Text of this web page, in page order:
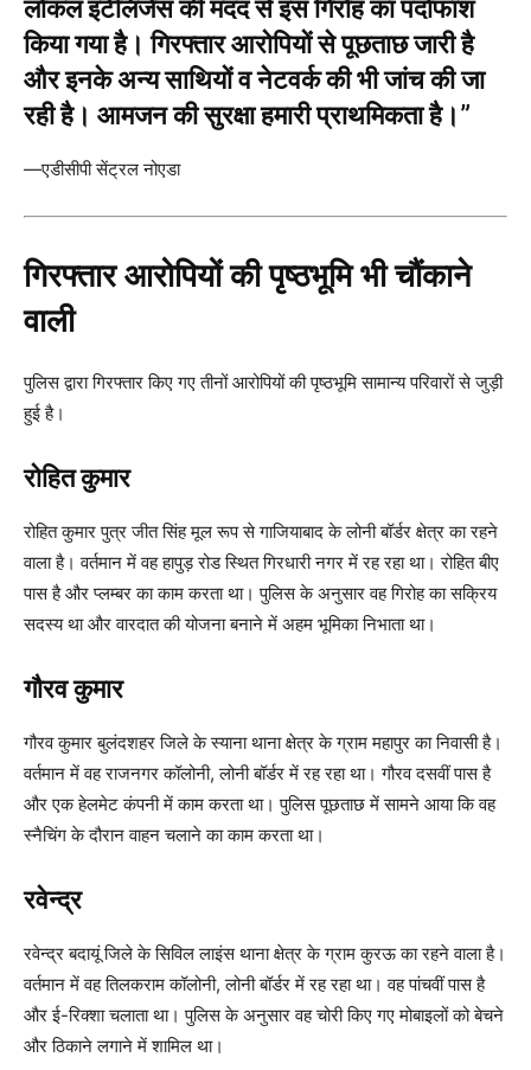
लोकल इंटेलिजेंस की मदद से इस गिरोह का पर्दाफाश
किया गया है। गिरफ्तार आरोपियों से पूछताछ जारी है
और इनके अन्य साथियों व नेटवर्क की भी जांच की जा
रही है। आमजन की सुरक्षा हमारी प्राथमिकता है।”
—एडीसीपी सेंट्रल नोएडा
गिरफ्तार आरोपियों की पृष्ठभूमि भी चौंकाने
वाली
पुलिस द्वारा गिरफ्तार किए गए तीनों आरोपियों की पृष्ठभूमि सामान्य परिवारों से जुड़ी
हुई है।
रोहित कुमार
रोहित कुमार पुत्र जीत सिंह मूल रूप से गाजियाबाद के लोनी बॉर्डर क्षेत्र का रहने
वाला है। वर्तमान में वह हापुड़ रोड स्थित गिरधारी नगर में रह रहा था। रोहित बीए
पास है और प्लम्बर का काम करता था। पुलिस के अनुसार वह गिरोह का सक्रिय
सदस्य था और वारदात की योजना बनाने में अहम भूमिका निभाता था।
गौरव कुमार
गौरव कुमार बुलंदशहर जिले के स्याना थाना क्षेत्र के ग्राम महापुर का निवासी है।
वर्तमान में वह राजनगर कॉलोनी, लोनी बॉर्डर में रह रहा था। गौरव दसवीं पास है
और एक हेलमेट कंपनी में काम करता था। पुलिस पूछताछ में सामने आया कि वह
स्नैचिंग के दौरान वाहन चलाने का काम करता था।
रवेन्द्र
रवेन्द्र बदायूं जिले के सिविल लाइंस थाना क्षेत्र के ग्राम कुरऊ का रहने वाला है।
वर्तमान में वह तिलकराम कॉलोनी, लोनी बॉर्डर में रह रहा था। वह पांचवीं पास है
और ई-रिक्शा चलाता था। पुलिस के अनुसार वह चोरी किए गए मोबाइलों को बेचने
और ठिकाने लगाने में शामिल था।